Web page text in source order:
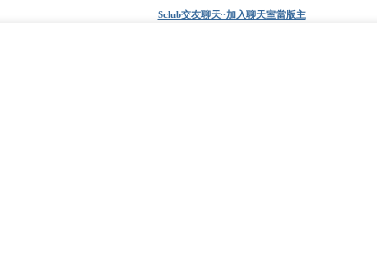
Sclub交友聊天~加入聊天室當版主